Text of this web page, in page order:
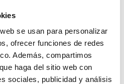
se usan para personalizar
ofrecer funciones de redes
Además, compartimos
haga del sitio web con
sociales, publicidad y análisis
comportamiento
. Rastrea al
visitante a través
de dispositivos y
canales de